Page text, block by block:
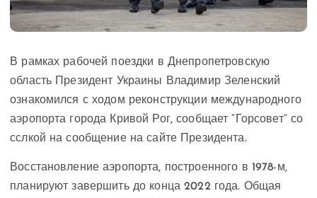
В рамках рабочей поездки в Днепропетровскую
область Президент Украины Владимир Зеленский
ознакомился с ходом реконструкции международного
аэропорта города Кривой Рог, сообщает “Горсовет” со
сслкой на сообщение на сайте Президента.
Восстановление аэропорта, построенного в 1978-м,
планируют завершить до конца 2022 года. Общая